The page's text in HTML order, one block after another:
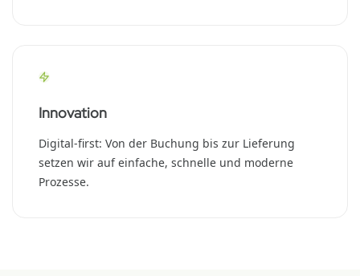
Innovation
Digital-first: Von der Buchung bis zur Lieferung
setzen wir auf einfache, schnelle und moderne
Prozesse.